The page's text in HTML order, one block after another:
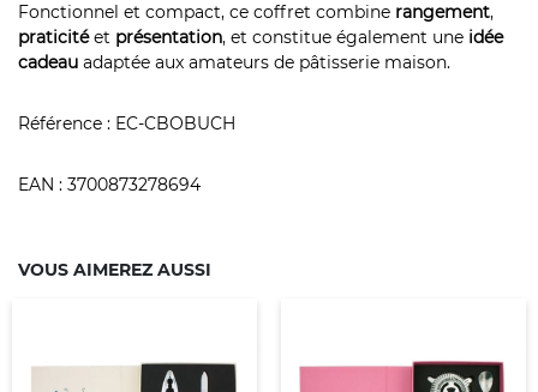
Fonctionnel et compact, ce coffret combine rangement,
praticitéet présentation, et constitue également une idée
cadeau adaptée aux amateurs de pâtisserie maison.
Référence : EC-CBOBUCH
EAN : 3700873278694
VOUS AIMEREZ AUSSI